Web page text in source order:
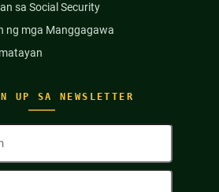
UP SA NEWSLETTER
(Kinakailangan)
sa Social Security
ng mga Manggagawa